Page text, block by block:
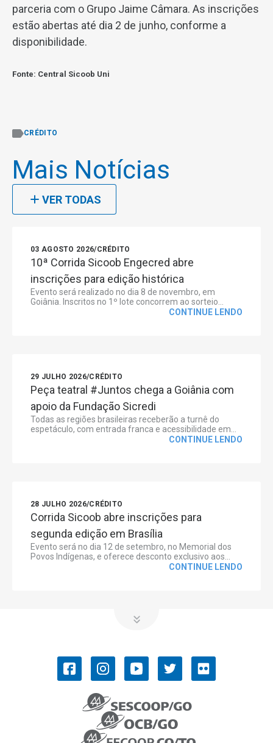
parceria com o Grupo Jaime Câmara. As inscrições
estão abertas até dia 2 de junho, conforme a
disponibilidade.
Fonte: Central Sicoob Uni
CRÉDITO
Mais Notícias
VER TODAS
03 AGOSTO 2026/CRÉDITO
10ª Corrida Sicoob Engecred abre
inscrições para edição histórica
Evento será realizado no dia 8 de novembro, em
Goiânia. Inscritos no 1º lote concorrem ao sorteio...
CONTINUE LENDO
29 JULHO 2026/CRÉDITO
Peça teatral #Juntos chega a Goiânia com
apoio da Fundação Sicredi
Todas as regiões brasileiras receberão a turnê do
espetáculo, com entrada franca e acessibilidade em...
CONTINUE LENDO
28 JULHO 2026/CRÉDITO
Corrida Sicoob abre inscrições para
segunda edição em Brasília
Evento será no dia 12 de setembro, no Memorial dos
Povos Indígenas, e oferece desconto exclusivo aos...
CONTINUE LENDO
Convenções Coletivas de Trabalho
COOPERATIVISMO
História do Cooperativismo
NOSSOS SERVIÇOS